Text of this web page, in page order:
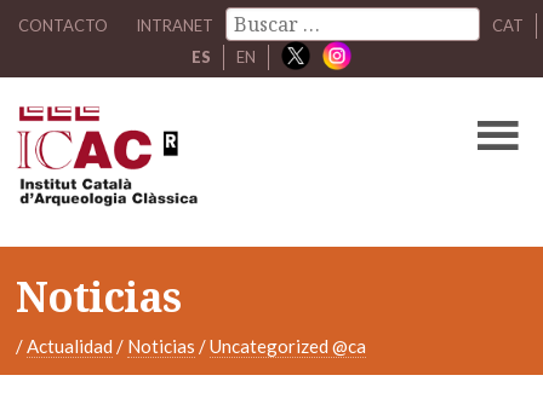
CONTACTO INTRANET
CAT
ES
EN
Noticias
/Actualidad / Noticias /Uncategorized @ca